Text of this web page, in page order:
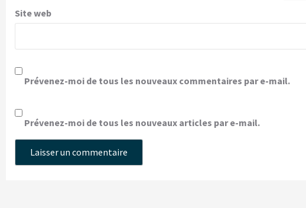
Site web
Prévenez-moi de tous les nouveaux commentaires par e-mail.
Prévenez-moi de tous les nouveaux articles par e-mail.